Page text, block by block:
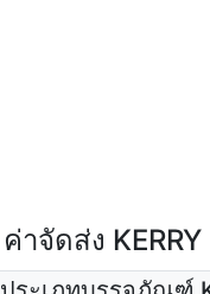
าจัดส่ง